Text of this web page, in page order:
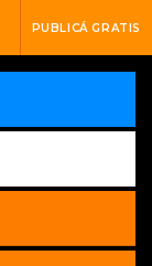
PUBLICÁ GRATIS